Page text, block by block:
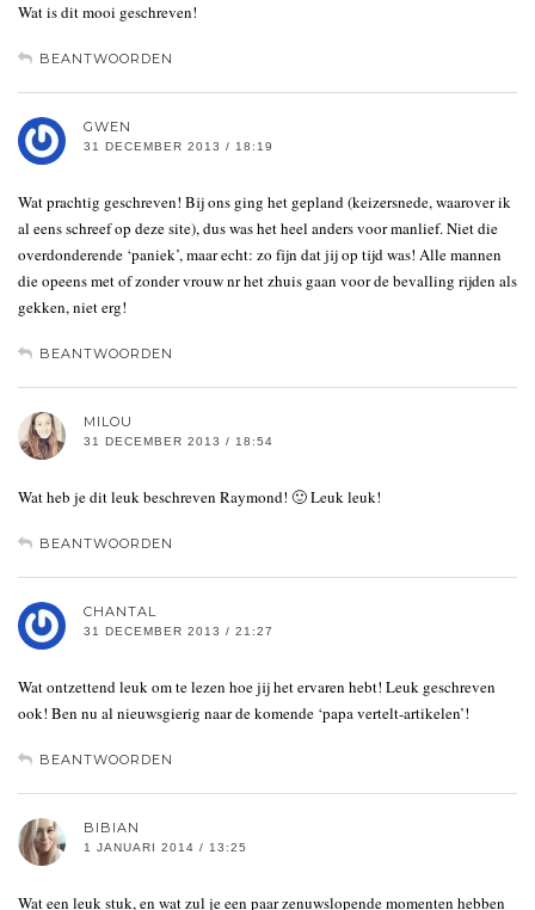
Wat is dit mooi geschreven!
BEANTWOORDEN
GWEN
31 DECEMBER 2013 / 18:19
Wat prachtig geschreven! Bij ons ging het gepland (keizersnede, waarover ik
al eens schreef op deze site), dus was het heel anders voor manlief. Niet die
overdonderende ‘paniek’, maar echt: zo fijn dat jij op tijd was! Alle mannen
die opeens met of zonder vrouw nr het zhuis gaan voor de bevalling rijden als
gekken, niet erg!
BEANTWOORDEN
MILOU
31 DECEMBER 2013 / 18:54
Wat heb je dit leuk beschreven Raymond! 🙂 Leuk leuk!
BEANTWOORDEN
CHANTAL
31 DECEMBER 2013 / 21:27
Wat ontzettend leuk om te lezen hoe jij het ervaren hebt! Leuk geschreven
ook! Ben nu al nieuwsgierig naar de komende ‘papa vertelt-artikelen’!
BEANTWOORDEN
BIBIAN
1 JANUARI 2014 / 13:25
Wat een leuk stuk, en wat zul je een paar zenuwslopende momenten hebben